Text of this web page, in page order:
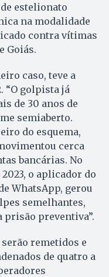
estelionato
na modalidade
contra vítimas
Goiás.
caso, teve a
“O golpista já
de 30 anos de
semiaberto.
do esquema,
cerca
bancárias. No
o aplicador do
WhatsApp, gerou
semelhantes,
prisão preventiva”.
remetidos e
de quatro a